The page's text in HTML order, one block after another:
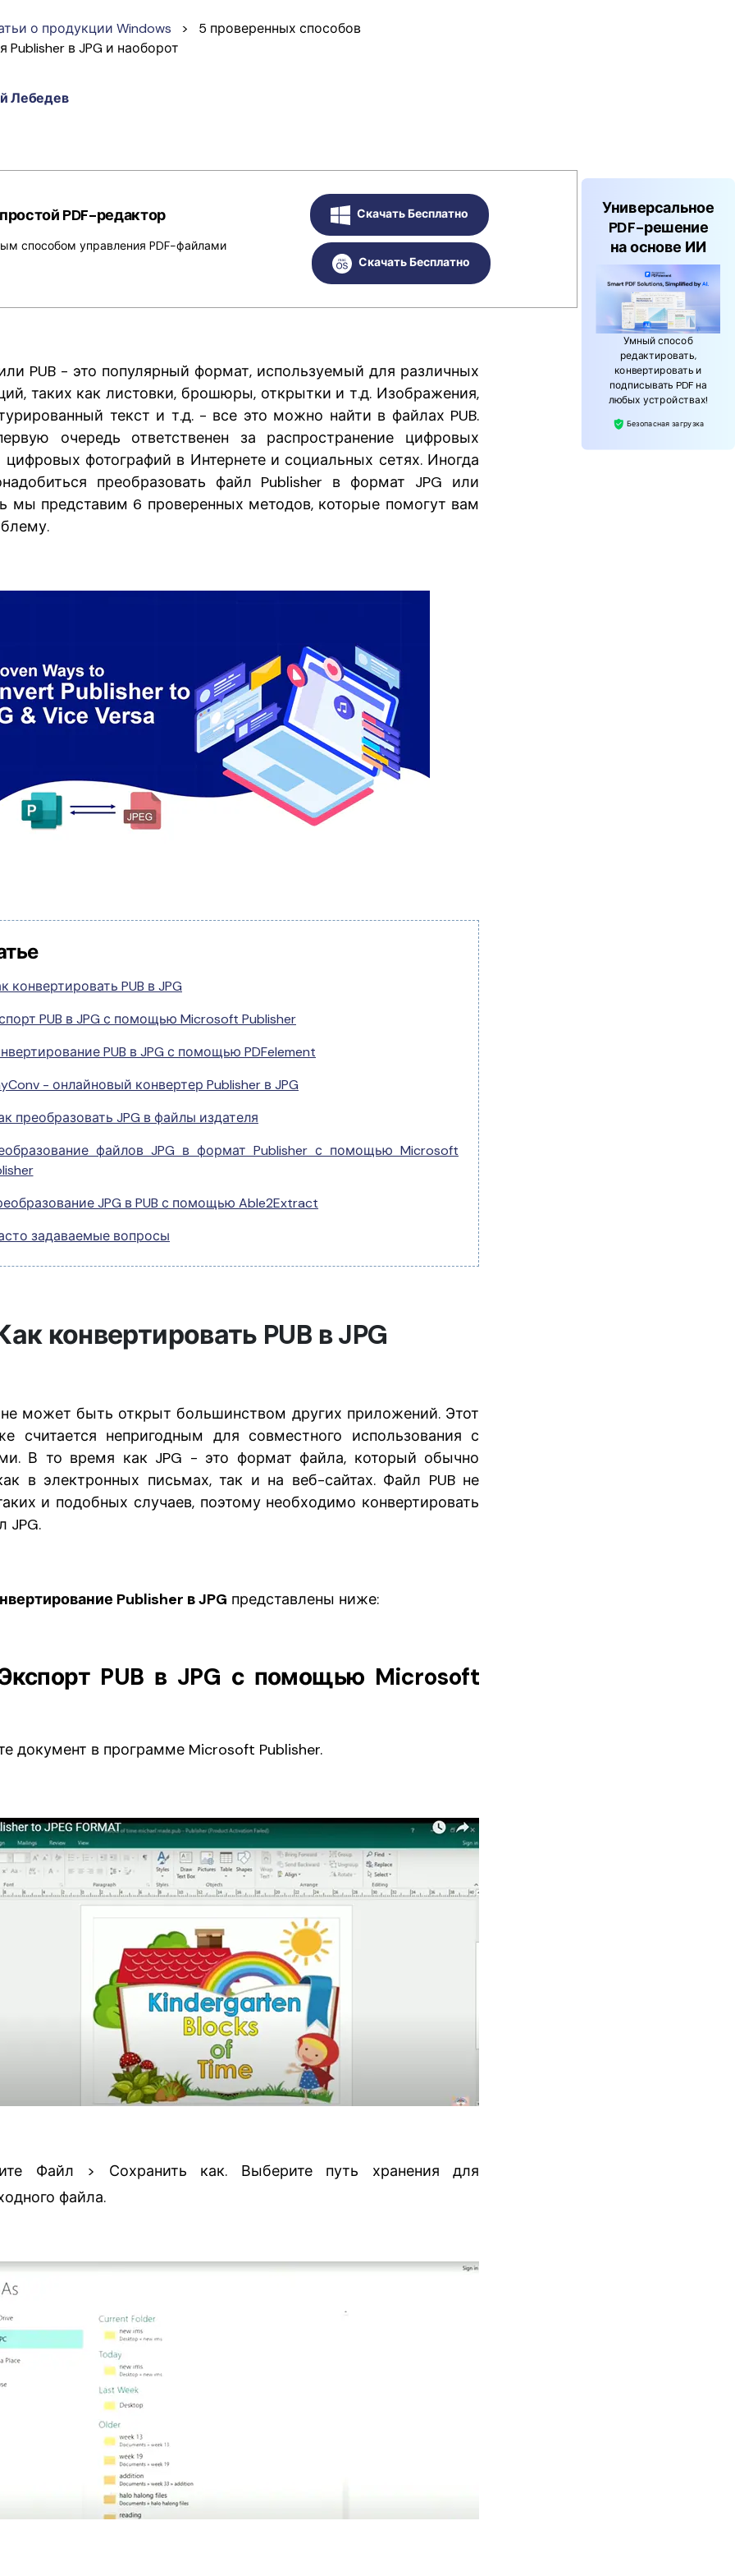
о продукции Windows >
5 проверенных способов
Publisher в JPG и наоборот
Лебедев
PDF-редактор
способом управления PDF-файлами
Скачать Бесплатно
Скачать Бесплатно
PUB - это популярный формат, используемый для различных
таких как листовки, брошюры, открытки и т.д. Изображения,
текст и т.д. - все это можно найти в файлах PUB.
очередь ответственен за распространение цифровых
фотографий в Интернете и социальных сетях. Иногда
преобразовать файл Publisher в формат JPG или
мы представим 6 проверенных методов, которые помогут вам
конвертировать PUB в JPG
PUB в JPG с помощью Microsoft Publisher
PUB в JPG с помощью PDFelement
- онлайновый конвертер Publisher в JPG
преобразовать JPG в файлы издателя
файлов JPG в формат Publisher с помощью Microsoft
JPG в PUB с помощью Able2Extract
задаваемые вопросы
конвертировать PUB в JPG
может быть открыт большинством других приложений. Этот
считается непригодным для совместного использования с
В то время как JPG - это формат файла, который обычно
в электронных письмах, так и на веб-сайтах. Файл PUB не
и подобных случаев, поэтому необходимо конвертировать
JPG.
Publisher в JPG представлены ниже:
PUB в JPG с помощью Microsoft
документ в программе Microsoft Publisher.
Файл > Сохранить как. Выберите путь хранения для
файла.
Универсальное
PDF-решение
на основе ИИ
Умный способ
редактировать,
конвертировать и
подписывать PDF на
любых устройствах!
Безопасная загрузка